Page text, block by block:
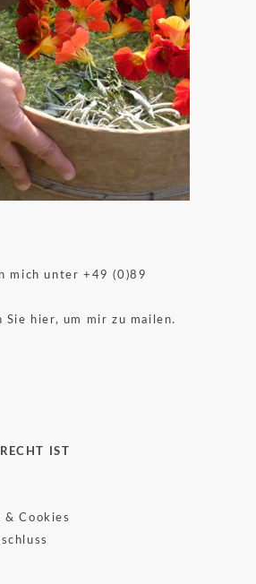
mich unter +49 (0)89
Sie hier, um mir zu mailen.
IST
& Cookies